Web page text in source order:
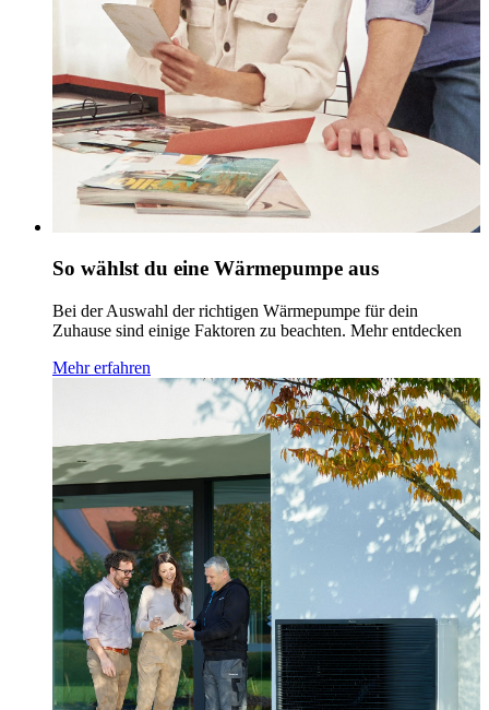
So wählst du eine Wärmepumpe aus
Bei der Auswahl der richtigen Wärmepumpe für dein
Zuhause sind einige Faktoren zu beachten. Mehr entdecken
Mehr erfahren